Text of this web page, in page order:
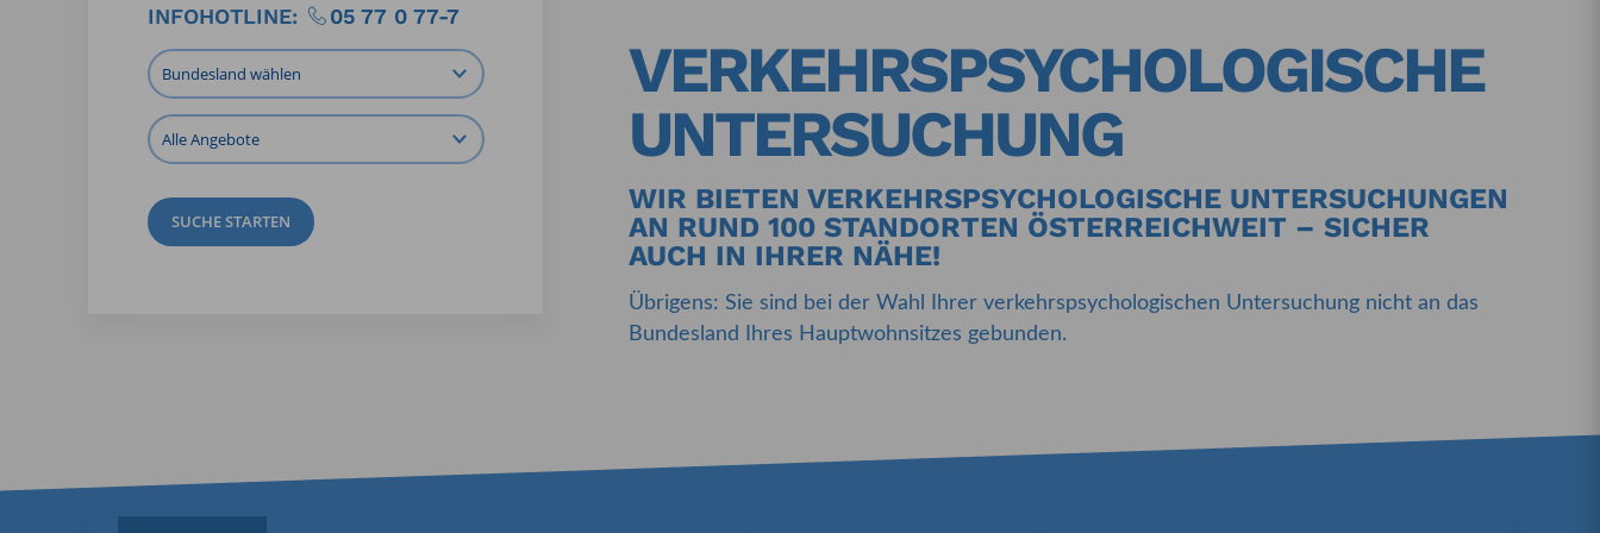
INFOHOTLINE: 05 77 0 77-7
SUCHE STARTEN
VERKEHRS­PSYCHOLOGISCHE
UNTERSUCHUNG
WIR BIETEN VERKEHRSPSYCHOLOGISCHE UNTERSUCHUNGEN
AN RUND 100 STANDORTEN ÖSTERREICHWEIT – SICHER
AUCH IN IHRER NÄHE!
Übrigens: Sie sind bei der Wahl Ihrer verkehrspsychologischen Untersuchung nicht an das
Bundesland Ihres Hauptwohnsitzes gebunden.